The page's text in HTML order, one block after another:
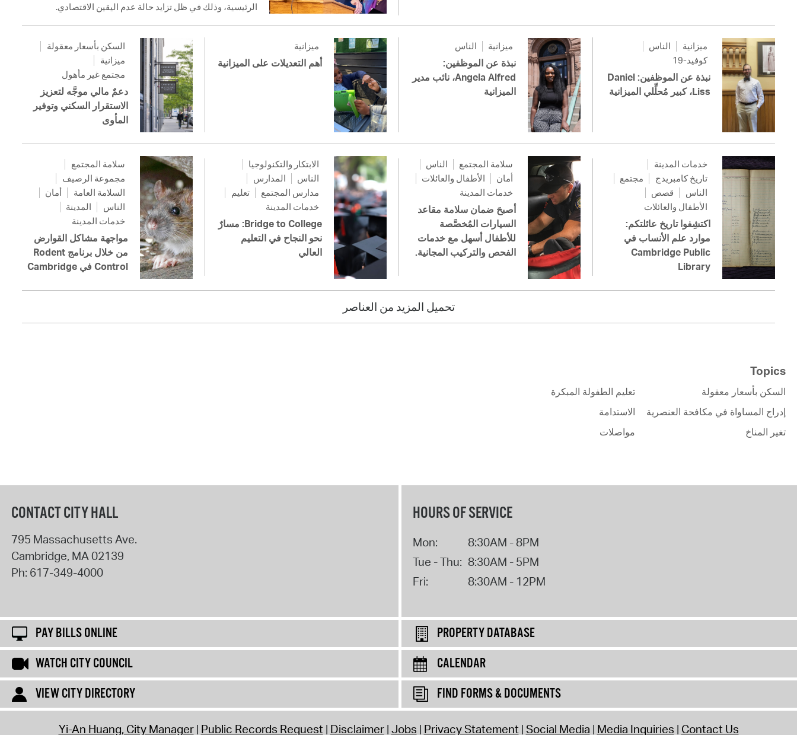
الرئيسية، وذلك في ظل تزايد حالة عدم اليقين الاقتصادي.
السكن بأسعار معقولة
ميزانية
مجتمع غير مأهول
دعمٌ مالي موجَّه لتعزيز
الاستقرار السكني وتوفير
المأوى
ميزانية
أهم التعديلات على الميزانية
ميزانية الناس
نبذة عن الموظفين:
Angela Alfred، نائب مدير
الميزانية
ميزانية
الناس
كوفيد-19
نبذة عن الموظفين: Daniel
Liss، كبير مُحلِّلي الميزانية
سلامة المجتمع
مجموعة الرصيف
السلامة العامة
أمان
الناس
المدينة
خدمات المدينة
مواجهة مشاكل القوارض
من خلال برنامج Rodent
Control في Cambridge
الابتكار والتكنولوجيا
الناس
المدارس
مدارس المجتمع
تعليم
خدمات المدينة
Bridge to College: مسارٌ
نحو النجاح في التعليم
العالي
سلامة المجتمع
الناس
أمان
الأطفال والعائلات
خدمات المدينة
أصبحَ ضمان سلامة مقاعد
السيارات المُخصَّصة
للأطفال أسهل مع خدمات
الفحص والتركيب المجانية.
خدمات المدينة
تاريخ كامبريدج
مجتمع
الناس
قصص
الأطفال والعائلات
اكتشِفوا تاريخ عائلتكم:
موارد علم الأنساب في
Cambridge Public
Library
تحميل المزيد من العناصر
Topics
السكن بأسعار معقولة
إدراج المساواة في مكافحة العنصرية
تغير المناخ
تعليم الطفولة المبكرة
الاستدامة
مواصلات
CONTACT CITY HALL
795 Massachusetts Ave.
Cambridge, MA 02139
Ph: 617-349-4000
HOURS OF SERVICE
Mon:
8:30AM - 8PM
Tue - Thu: 8:30AM - 5PM
Fri:
8:30AM - 12PM
PAY BILLS ONLINE
PROPERTY DATABASE
WATCH CITY COUNCIL
CALENDAR
VIEW CITY DIRECTORY
FIND FORMS & DOCUMENTS
Yi-An Huang, City Manager Public Records Request Disclaimer Jobs Privacy Statement Social Media Media Inquiries Contact Us